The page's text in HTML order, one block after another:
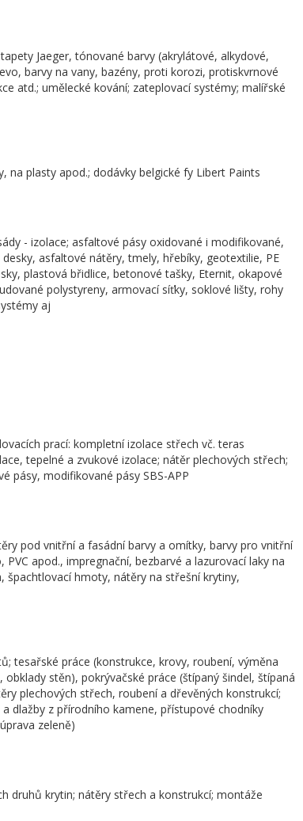
Jaeger, tónované barvy (akrylátové, alkydové,
barvy na vany, bazény, proti korozi, protiskvrnové
atd.; umělecké kování; zateplovací systémy; malířské
plasty apod.; dodávky belgické fy Libert Paints
- izolace; asfaltové pásy oxidované i modifikované,
asfaltové nátěry, tmely, hřebíky, geotextilie, PE
plastová břidlice, betonové tašky, Eternit, okapové
polystyreny, armovací síťky, soklové lišty, rohy
aj
prací: kompletní izolace střech vč. teras
tepelné a zvukové izolace; nátěr plechových střech;
pásy, modifikované pásy SBS-APP
pod vnitřní a fasádní barvy a omítky, barvy pro vnitřní
apod., impregnační, bezbarvé a lazurovací laky na
špachtlovací hmoty, nátěry na střešní krytiny,
tesařské práce (konstrukce, krovy, roubení, výměna
stěn), pokrývačské práce (štípaný šindel, štípaná
plechových střech, roubení a dřevěných konstrukcí;
dlažby z přírodního kamene, přístupové chodníky
zeleně)
druhů krytin; nátěry střech a konstrukcí; montáže